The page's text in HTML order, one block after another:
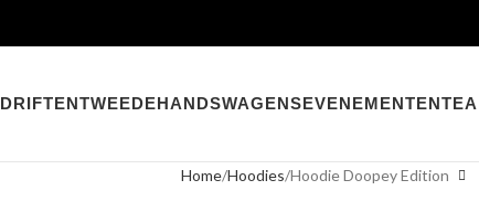
DRIFTENTWEEDEHANDSWAGENSEVENEMENTEN
Home Hoodies Hoodie Doopey Edition